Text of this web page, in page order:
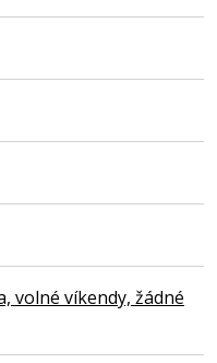
volné víkendy, žádné